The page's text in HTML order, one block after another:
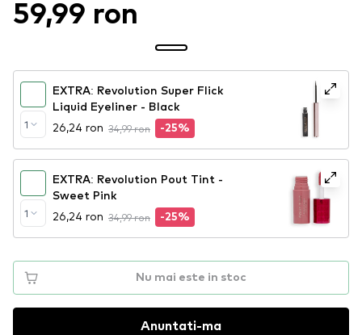
59,99 ron
1
EXTRA: Revolution Super Flick
Liquid Eyeliner - Black
26,24 ron 34,99 ron -25%
1
EXTRA: Revolution Pout Tint -
Sweet Pink
26,24 ron 34,99 ron -25%
Nu mai este in stoc
Anuntati-ma